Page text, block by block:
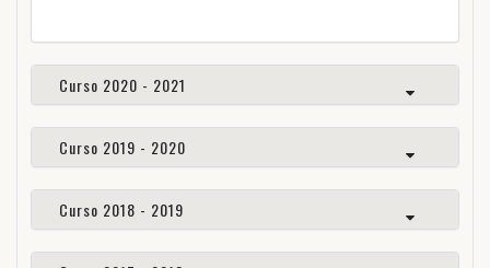
Curso 2020 - 2021
Curso 2019 - 2020
Curso 2018 - 2019